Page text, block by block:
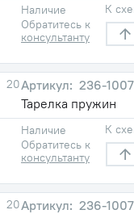
Наличие
Обратитесь к
консультанту
К
20
236-
Тарелка пружин
Наличие
Обратитесь к
консультанту
К
20
236-